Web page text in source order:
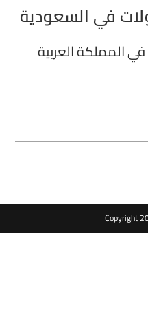
في السعودية
المملكة العربية
Copyright